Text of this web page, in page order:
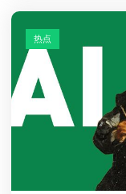
热点